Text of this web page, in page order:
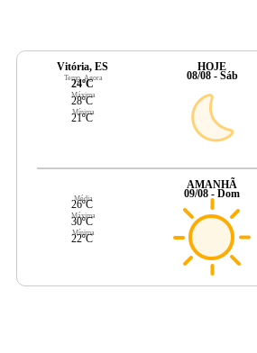
Vitória, ES
Temp. Agora
24ºC
Máxima
28ºC
Mínima
21ºC
HOJE
08/08 - Sáb
Média
26ºC
Máxima
30ºC
Mínima
22ºC
AMANHÃ
09/08 - Dom